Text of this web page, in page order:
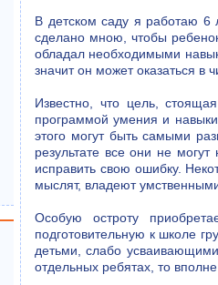
В детском саду я работаю 6
сделано мною, чтобы
обладал необходимыми
значит он может оказаться в
Известно, что цель,
программой умения и
этого могут быть самыми
результате все они не
исправить свою ошибку.
мыслят, владеют
Особую остроту
подготовительную к школе
детьми, слабо
отдельных ребятах, то